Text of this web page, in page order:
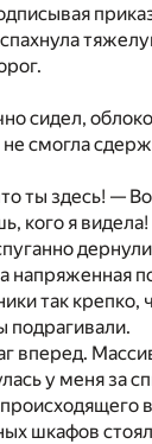
сидел,
смогла
ты здесь! —
кого я видела!
напряженная
так крепко,
подрагивали.
вперед.
у меня за
шкафов